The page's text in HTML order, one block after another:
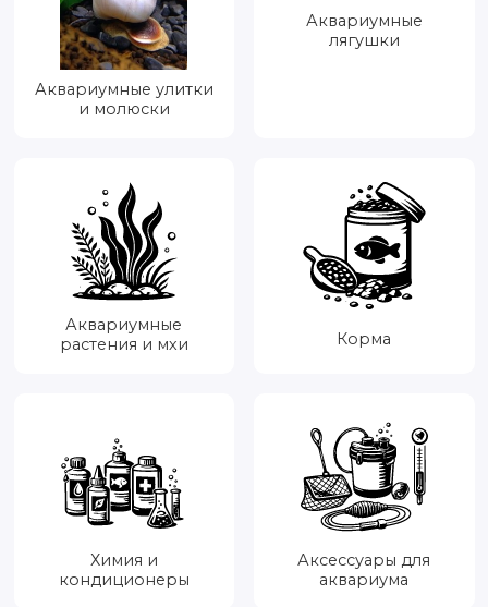
Аквариумные улитки
и молюски
Аквариумные
лягушки
Аквариумные
растения и мхи
Корма
Химия и
кондиционеры
Аксессуары для
аквариума